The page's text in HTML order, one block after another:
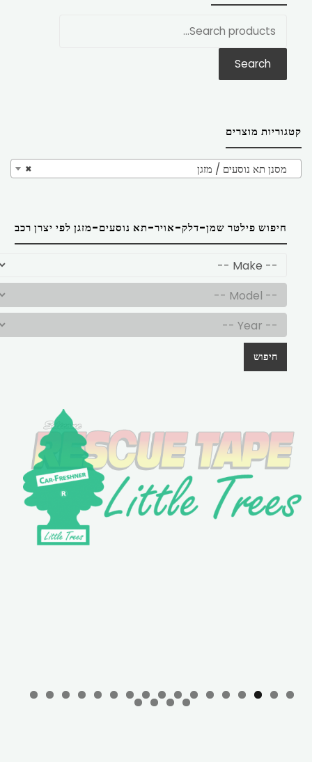
Search
קטגוריות מוצרים
× מסנן תא נוסעים / מזגן
חיפוש פילטר שמן-דלק-אויר-תא נוסעים-מזגן לפי יצרן רכב
חיפוש